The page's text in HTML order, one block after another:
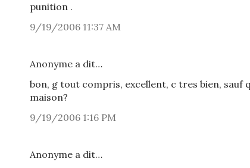
punition .
9/19/2006 11:37 AM
Anonyme a dit…
bon, g tout compris, excellent, c tres bien, sauf
maison?
9/19/2006 1:16 PM
Anonyme a dit…